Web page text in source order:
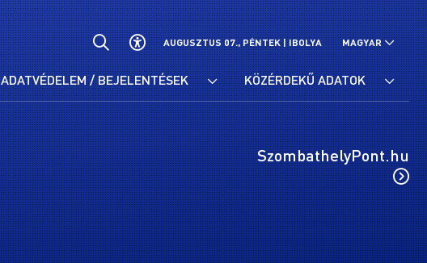
AUGUSZTUS 07., PÉNTEK |IBOLYA MAGYAR
ADATVÉDELEM / BEJELENTÉSEK KÖZÉRDEKŰ ADATOK
SzombathelyPont.hu